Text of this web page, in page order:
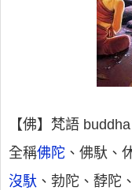
【佛】梵語
全稱佛陀 、佛馱、
沒馱 、勃陀、馞陀